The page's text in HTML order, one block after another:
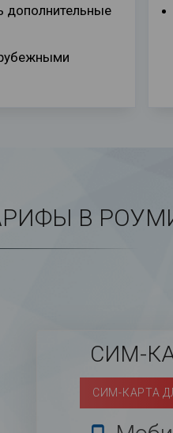
дополнительные
В
СИМ-
СИМ-КАРТА